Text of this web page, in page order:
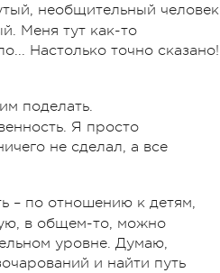
необщительный человек
Меня тут как-то
Настолько точно сказано!
поделать.
Я просто
не сделал, а все
– по отношению к детям,
в общем-то, можно
уровне. Думаю,
и найти путь